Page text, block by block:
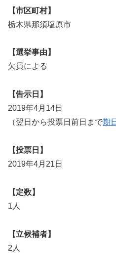
【市区町村】
栃木県那須塩原市
【選挙事由】
欠員による
【告示日】
2019年4月14日
（翌日から投票日前日まで期
【投票日】
2019年4月21日
【定数】
1人
【立候補者】
2人